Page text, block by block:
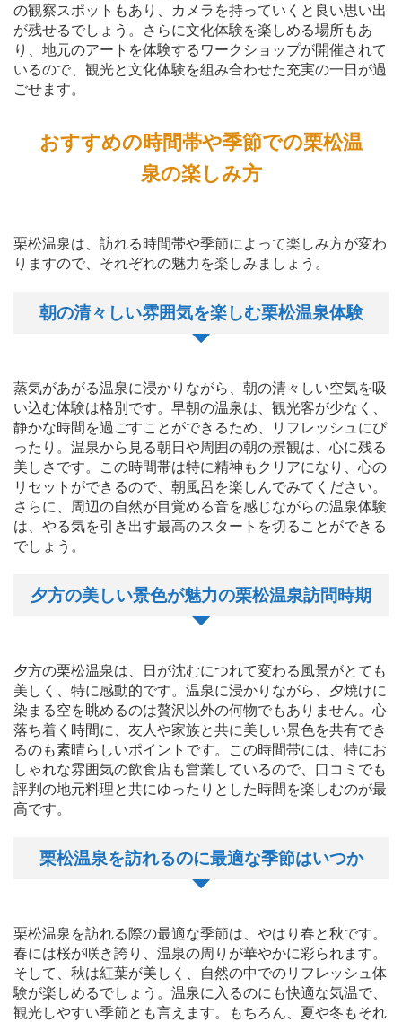
の観察スポットもあり、カメラを持っていくと良い思い出
が残せるでしょう。さらに文化体験を楽しめる場所もあ
り、地元のアートを体験するワークショップが開催されて
いるので、観光と文化体験を組み合わせた充実の一日が過
ごせます。
おすすめの時間帯や季節での栗松温
泉の楽しみ方
栗松温泉は、訪れる時間帯や季節によって楽しみ方が変わ
りますので、それぞれの魅力を楽しみましょう。
朝の清々しい雰囲気を楽しむ栗松温泉体験
蒸気があがる温泉に浸かりながら、朝の清々しい空気を吸
い込む体験は格別です。早朝の温泉は、観光客が少なく、
静かな時間を過ごすことができるため、リフレッシュにぴ
ったり。温泉から見る朝日や周囲の朝の景観は、心に残る
美しさです。この時間帯は特に精神もクリアになり、心の
リセットができるので、朝風呂を楽しんでみてください。
さらに、周辺の自然が目覚める音を感じながらの温泉体験
は、やる気を引き出す最高のスタートを切ることができる
でしょう。
夕方の美しい景色が魅力の栗松温泉訪問時期
夕方の栗松温泉は、日が沈むにつれて変わる風景がとても
美しく、特に感動的です。温泉に浸かりながら、夕焼けに
染まる空を眺めるのは贅沢以外の何物でもありません。心
落ち着く時間に、友人や家族と共に美しい景色を共有でき
るのも素晴らしいポイントです。この時間帯には、特にお
しゃれな雰囲気の飲食店も営業しているので、口コミでも
評判の地元料理と共にゆったりとした時間を楽しむのが最
高です。
栗松温泉を訪れるのに最適な季節はいつか
栗松温泉を訪れる際の最適な季節は、やはり春と秋です。
春には桜が咲き誇り、温泉の周りが華やかに彩られます。
そして、秋は紅葉が美しく、自然の中でのリフレッシュ体
験が楽しめるでしょう。温泉に入るのにも快適な気温で、
観光しやすい季節とも言えます。もちろん、夏や冬もそれ